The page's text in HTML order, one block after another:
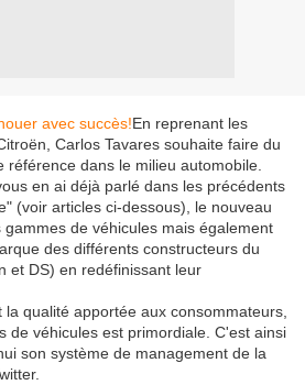
En reprenant les
Carlos Tavares souhaite faire du
dans le milieu automobile.
en ai déjà parlé dans les précédents
(voir articles ci-dessous), le nouveau
de véhicules mais également
des différents constructeurs du
et DS) en redéfinissant leur
qualité apportée aux consommateurs,
de véhicules est primordiale. C'est ainsi
son système de management de la